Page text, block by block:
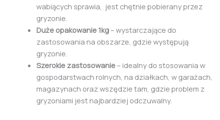
wabiących sprawia, jest chętnie pobierany przez
gryzonie.
Duże opakowanie 1kg– wystarczające do
zastosowania na obszarze, gdzie występują
gryzonie.
Szerokie zastosowanie– idealny do stosowania w
gospodarstwach rolnych, na działkach, w garażach,
magazynach oraz wszędzie tam, gdzie problem z
gryzoniami jest najbardziej odczuwalny.